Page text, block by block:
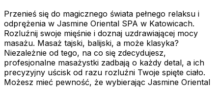
Przenieś się do magicznego świata pełnego relaksu i
odprężenia w Jasmine Oriental SPA w Katowicach.
Rozluźnij swoje mięśnie i doznaj uzdrawiającej mocy
masażu. Masaż tajski, balijski, a może klasyka?
Niezależnie od tego, na co się zdecydujesz,
profesjonalne masażystki zadbają o każdy detal, a ich
precyzyjny uścisk od razu rozluźni Twoje spięte ciało.
Możesz mieć pewność, że wybierając Jasmine Oriental